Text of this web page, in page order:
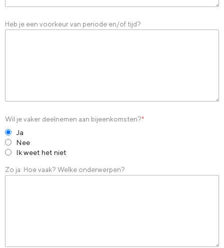
Heb je een voorkeur van periode en/of tijd?
Wil je vaker deelnemen aan bijeenkomsten?*
Ja
Nee
Ik weet het niet
Zo ja: Hoe vaak? Welke onderwerpen?